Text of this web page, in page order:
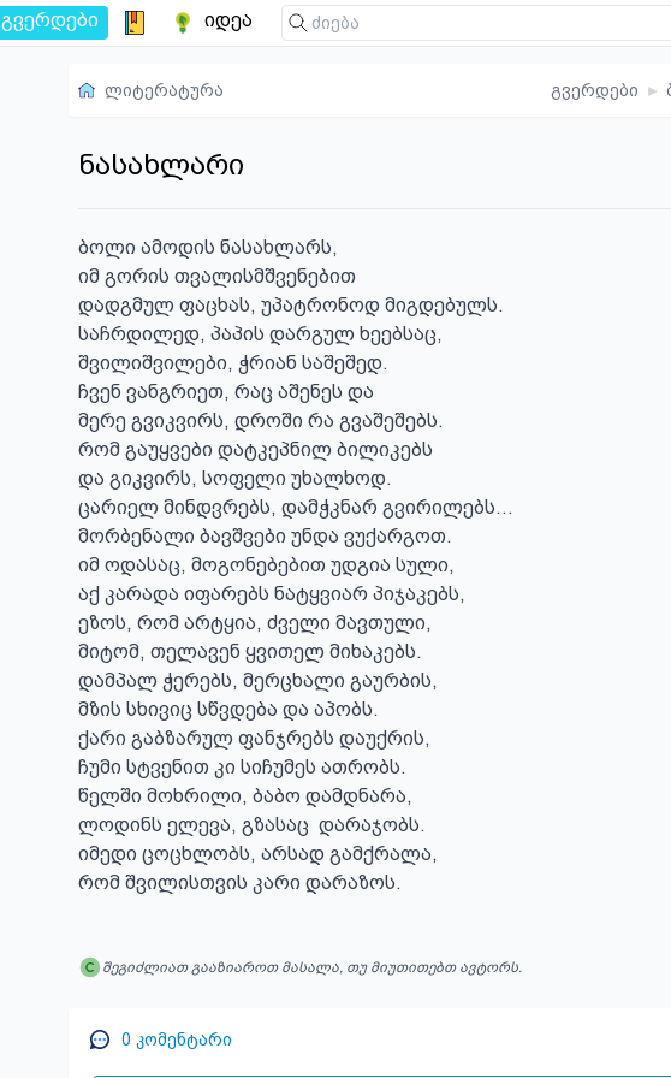
გვერდები იდეა
ლიტერატურა გვერდები ▸
ნასახლარი
ბოლი ამოდის ნასახლარს,
იმ გორის თვალისმშვენებით
დადგმულ ფაცხას, უპატრონოდ მიგდებულს.
საჩრდილედ, პაპის დარგულ ხეებსაც,
შვილიშვილები, ჭრიან საშეშედ.
ჩვენ ვანგრიეთ, რაც აშენეს და
მერე გვიკვირს, დროში რა გვაშეშებს.
რომ გაუყვები დატკეპნილ ბილიკებს
და გიკვირს, სოფელი უხალხოდ.
ცარიელ მინდვრებს, დამჭკნარ გვირილებს...
მორბენალი ბავშვები უნდა ვუქარგოთ.
იმ ოდასაც, მოგონებებით უდგია სული,
აქ კარადა იფარებს ნატყვიარ პიჯაკებს,
ეზოს, რომ არტყია, ძველი მავთული,
მიტომ, თელავენ ყვითელ მიხაკებს.
დამპალ ჭერებს, მერცხალი გაურბის,
მზის სხივიც სწვდება და აპობს.
ქარი გაბზარულ ფანჯრებს დაუქრის,
ჩუმი სტვენით კი სიჩუმეს ათრობს.
წელში მოხრილი, ბაბო დამდნარა,
ლოდინს ელევა, გზასაც  დარაჯობს.
იმედი ცოცხლობს, არსად გამქრალა,
რომ შვილისთვის კარი დარაზოს.
შეგიძლიათ გააზიაროთ მასალა, თუ მიუთითებთ ავტორს.
0 კომენტარი